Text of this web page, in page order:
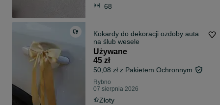
68
Kokardy do dekoracji ozdoby auta
na ślub wesele
Używane
45 zł
50,08 zł z Pakietem Ochronnym
Rybno
07 sierpnia 2026
Złoty